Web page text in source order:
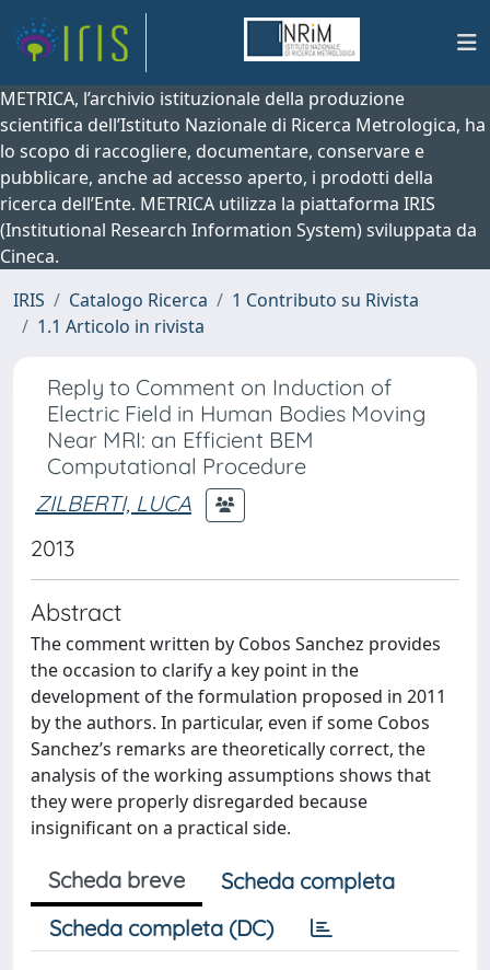
METRICA, l’archivio istituzionale della produzione
scientifica dell’Istituto Nazionale di Ricerca Metrologica, ha
lo scopo di raccogliere, documentare, conservare e
pubblicare, anche ad accesso aperto, i prodotti della
ricerca dell’Ente. METRICA utilizza la piattaforma IRIS
(Institutional Research Information System) sviluppata da
Cineca.
IRIS
Catalogo Ricerca
1 Contributo su Rivista
1.1 Articolo in rivista
Reply to Comment on Induction of
Electric Field in Human Bodies Moving
Near MRI: an Efficient BEM
Computational Procedure
ZILBERTI, LUCA
2013
Abstract
The comment written by Cobos Sanchez provides
the occasion to clarify a key point in the
development of the formulation proposed in 2011
by the authors. In particular, even if some Cobos
Sanchez’s remarks are theoretically correct, the
analysis of the working assumptions shows that
they were properly disregarded because
insignificant on a practical side.
Scheda breve
Scheda completa
Scheda completa (DC)